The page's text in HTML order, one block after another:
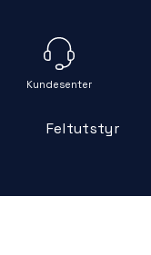
Feltutstyr